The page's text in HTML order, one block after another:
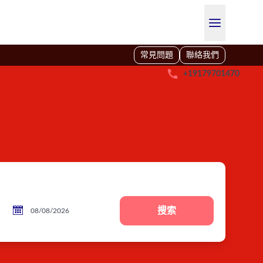
常見問題 聯絡我們
 +19179701470
 搜索